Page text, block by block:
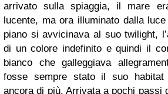
arrivato sulla spiaggia, il mare
lucente, ma ora illuminato dalla
piano si avvicinava al suo twilight,
di un colore indefinito e quindi il
bianco che galleggiava
fosse sempre stato il suo habitat
ancora di più. Arrivata a pochi passi